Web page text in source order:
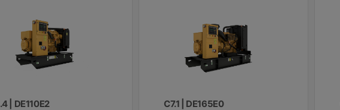
| DE110E2 C7.1 | DE165E0